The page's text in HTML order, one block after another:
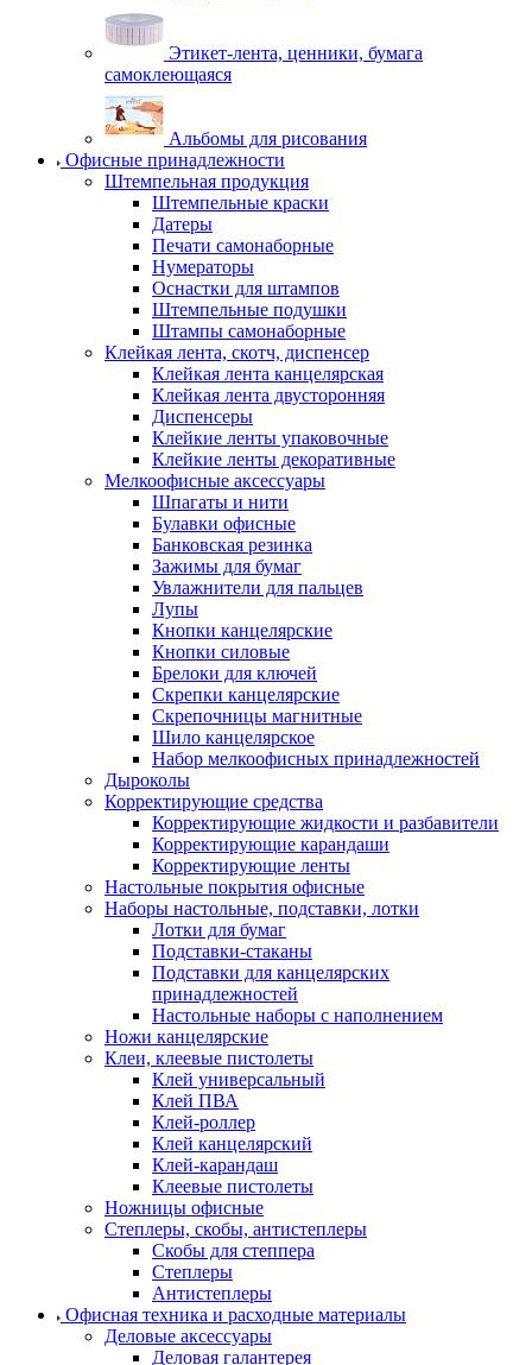
Этикет-лента, ценники, бумага
самоклеющаяся
Альбомы для рисования
Офисные принадлежности
Штемпельная продукция
Штемпельные краски
Датеры
Печати самонаборные
Нумераторы
Оснастки для штампов
Штемпельные подушки
Штампы самонаборные
Клейкая лента, скотч, диспенсер
Клейкая лента канцелярская
Клейкая лента двусторонняя
Диспенсеры
Клейкие ленты упаковочные
Клейкие ленты декоративные
Мелкоофисные аксессуары
Шпагаты и нити
Булавки офисные
Банковская резинка
Зажимы для бумаг
Увлажнители для пальцев
Лупы
Кнопки канцелярские
Кнопки силовые
Брелоки для ключей
Скрепки канцелярские
Скрепочницы магнитные
Шило канцелярское
Набор мелкоофисных принадлежностей
Дыроколы
Корректирующие средства
Корректирующие жидкости и разбавители
Корректирующие карандаши
Корректирующие ленты
Настольные покрытия офисные
Наборы настольные, подставки, лотки
Лотки для бумаг
Подставки-стаканы
Подставки для канцелярских
принадлежностей
Настольные наборы с наполнением
Ножи канцелярские
Клеи, клеевые пистолеты
Клей универсальный
Клей ПВА
Клей-роллер
Клей канцелярский
Клей-карандаш
Клеевые пистолеты
Ножницы офисные
Степлеры, скобы, антистеплеры
Скобы для степпера
Степлеры
Антистеплеры
Офисная техника и расходные материалы
Деловые аксессуары
Деловая галантерея